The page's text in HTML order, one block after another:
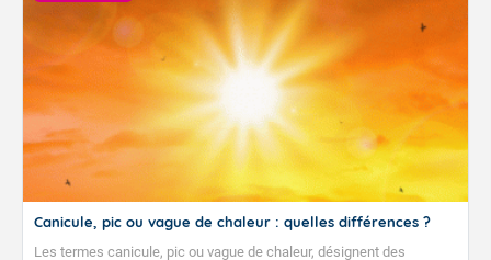
Canicule, pic ou vague de chaleur : quelles différences ?
Les termes canicule, pic ou vague de chaleur, désignent des